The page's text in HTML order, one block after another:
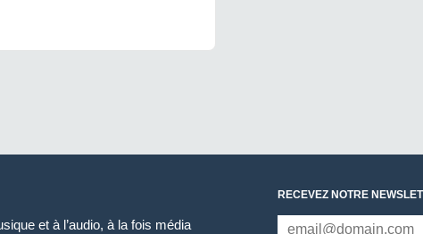
et à l’audio, à la fois média
RECEVEZ NOTRE